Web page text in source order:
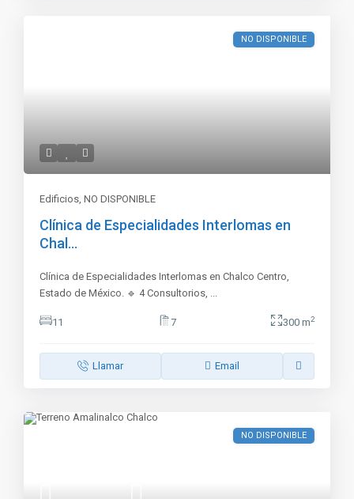
NO DISPONIBLE
Edificios ,NO DISPONIBLE
Clínica de Especialidades Interlomas en
Chal...
Clínica de Especialidades Interlomas en Chalco Centro,
Estado de México. 🔹 4 Consultorios,
11 7 300 m2
Llamar Email
NO DISPONIBLE